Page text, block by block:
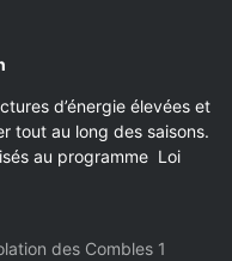
d’énergie élevées et
tout au long des saisons.
au programme Loi
des Combles 1